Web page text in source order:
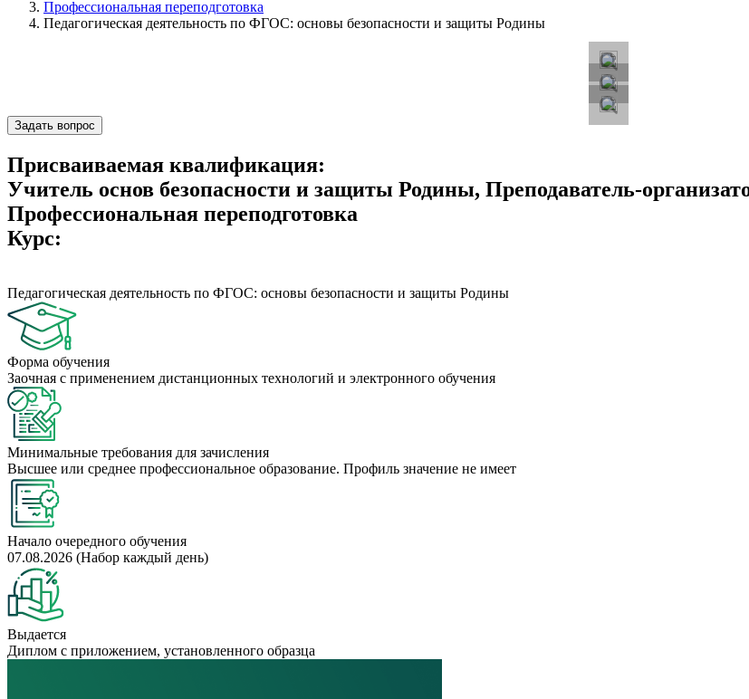
Профессиональная переподготовка
Педагогическая деятельность по ФГОС: основы безопасности и защиты Родины
Задать вопрос
Присваиваемая квалификация:
Учитель основ безопасности и защиты Родины, Преподаватель-
Профессиональная переподготовка
Курс:
Педагогическая деятельность по ФГОС: основы безопасности и защиты Родины
Форма обучения
Заочная с применением дистанционных технологий и электронного обучения
Минимальные требования для зачисления
Высшее или среднее профессиональное образование. Профиль значение не имеет
Начало очередного обучения
07.08.2026 (Набор каждый день)
Выдается
Диплом с приложением, установленного образца